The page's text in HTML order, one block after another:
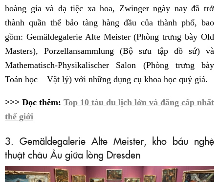
hoàng gia và dạ tiệc xa hoa, Zwinger ngày nay đã trở
thành quần thể bảo tàng hàng đầu của thành phố, bao
gồm: Gemäldegalerie Alte Meister (Phòng trưng bày Old
Masters), Porzellansammlung (Bộ sưu tập đồ sứ) và
Mathematisch-Physikalischer Salon (Phòng trưng bày
Toán học – Vật lý) với những dụng cụ khoa học quý giá.
>>> Đọc thêm: Top 10 tàu du lịch lớn và đẳng cấp nhất
thế giới
3. Gemäldegalerie Alte Meister, kho báu nghệ
thuật châu Âu giữa lòng Dresden